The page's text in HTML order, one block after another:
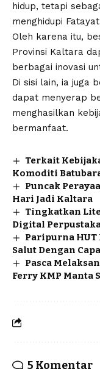
hidup, tetapi
menghidupi
Oleh karena itu,
Provinsi Kaltara
berbagai inovasi
Di sisi lain, ia juga
dapat menyerap
menghasilkan
bermanfaat.
Terkait
Komoditi
Puncak
Hari Jadi Kaltara
Tingkatkan
Digital
Paripurna
Salut Dengan
Pasca
Ferry KMP Manta
5 Komentar